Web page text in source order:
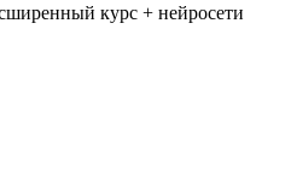
курс + нейросети